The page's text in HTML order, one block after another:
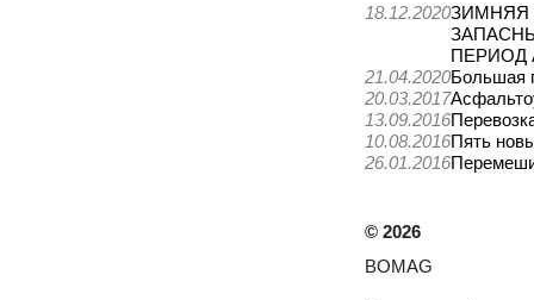
18.12.2020ЗИМНЯЯ
ПЕРИОД
21.04.2020Большая
20.03.2017
13.09.2016
10.08.2016Пять
26.01.2016
© 2026
BOMAG